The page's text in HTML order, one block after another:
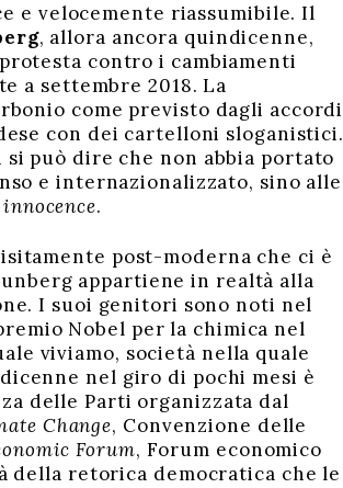
e velocemente riassumibile. Il
, allora ancora quindicenne,
contro i cambiamenti
a settembre 2018. La
come previsto dagli accordi
con dei cartelloni sloganistici.
può dire che non abbia portato
e internazionalizzato, sino alle
.
post-moderna che ci è
appartiene in realtà alla
I suoi genitori sono noti nel
Nobel per la chimica nel
viviamo, società nella quale
nel giro di pochi mesi è
delle Parti organizzata dal
Change, Convenzione delle
Forum, Forum economico
della retorica democratica che le